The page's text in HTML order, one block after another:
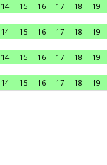
14 15 16 17 18 19
14 15 16 17 18 19
14 15 16 17 18 19
14 15 16 17 18 19